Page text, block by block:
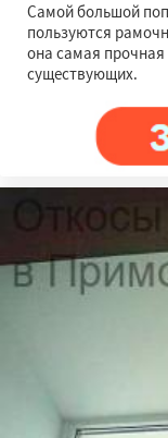
Самой большой
пользуются
она самая
существующих.